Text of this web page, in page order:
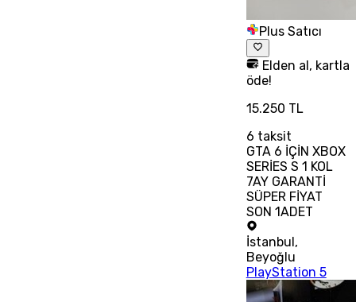
Plus Satıcı
Elden al, kartla
öde!
15.250 TL
6 taksit
GTA 6 İÇİN XBOX
SERİES S 1 KOL
7AY GARANTİ
SÜPER FİYAT
SON 1ADET
İstanbul,
Beyoğlu
PlayStation 5